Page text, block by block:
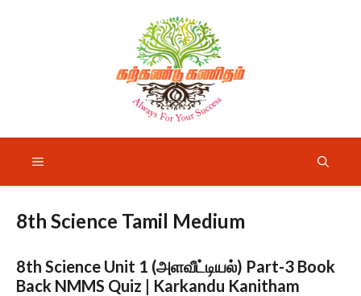
Menu
8th Science Tamil Medium
8th Science Unit 1 (அளவீட்டியல்) Part-3 Book
Back NMMS Quiz | Karkandu Kanitham